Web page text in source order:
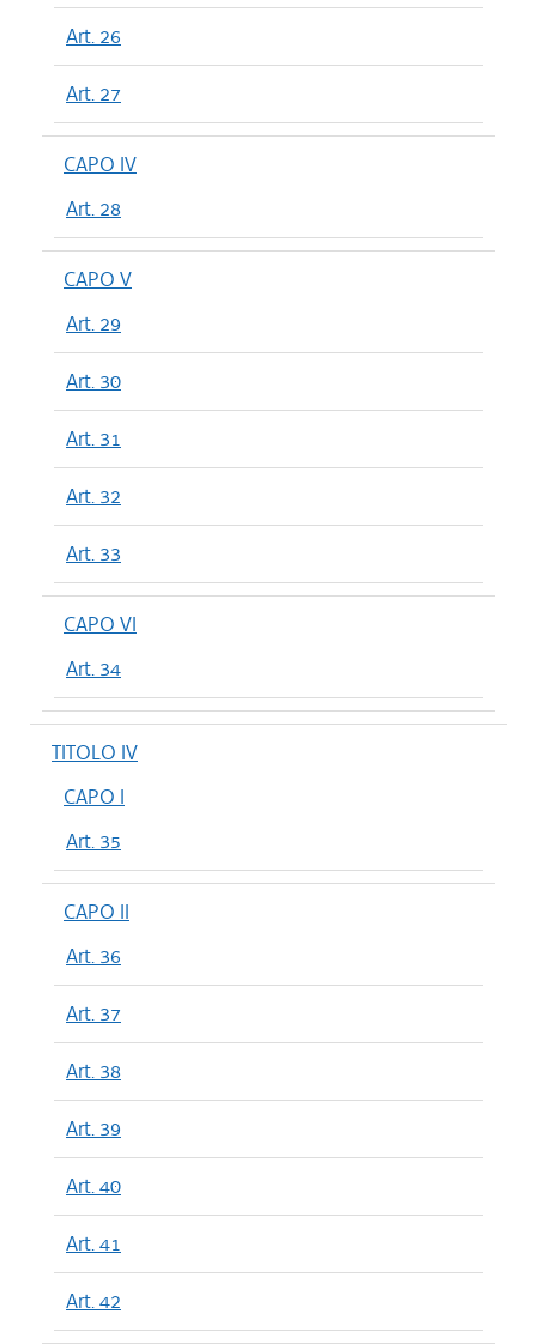
Art. 26
Art. 27
CAPO IV
Art. 28
CAPO V
Art. 29
Art. 30
Art. 31
Art. 32
Art. 33
CAPO VI
Art. 34
TITOLO IV
CAPO I
Art. 35
CAPO II
Art. 36
Art. 37
Art. 38
Art. 39
Art. 40
Art. 41
Art. 42